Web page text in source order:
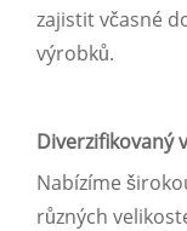
zajistit včasné
výrobků.
Diverzifikovaný
Nabízíme
různých